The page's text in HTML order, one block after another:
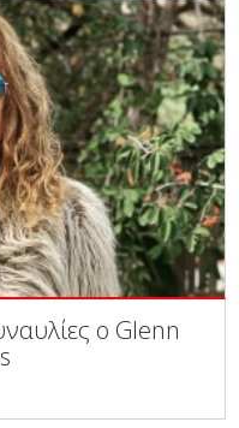
ο Glenn